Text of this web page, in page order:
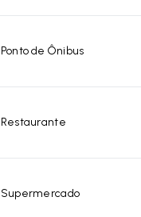
Ponto de Ônibus
Restaurante
Supermercado